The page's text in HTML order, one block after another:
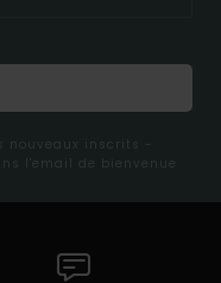
nouveaux inscrits -
l'email de bienvenue